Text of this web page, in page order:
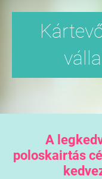
A
poloskairtás